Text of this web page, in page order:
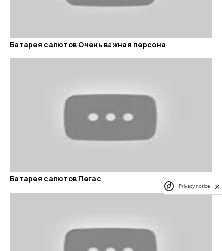
Батарея салютов Очень важная персона
Батарея салютов Пегас
Privacy notice